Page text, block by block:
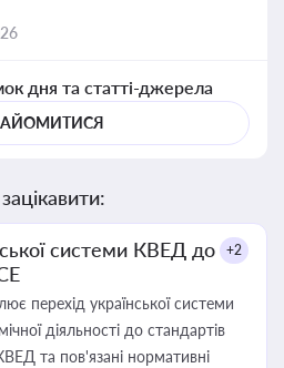
дня та статті-джерела
системи КВЕД до
+2
перехід української системи
діяльності до стандартів
та пов'язані нормативні